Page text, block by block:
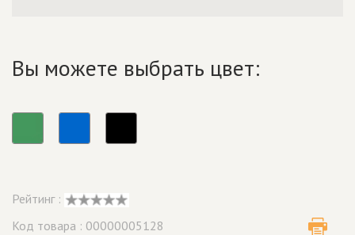
Вы можете выбрать цвет:
Рейтинг :
Код товара : 00000005128